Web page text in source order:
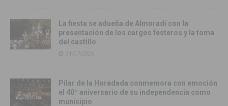
La fiesta se adueña de Almoradí con la
presentación de los cargos festeros y la toma
del castillo
31/07/2026
Pilar de la Horadada conmemora con emoción
el 40º aniversario de su independencia como
municipio